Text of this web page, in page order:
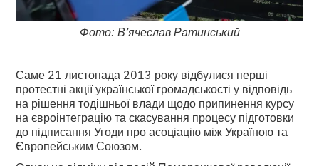
Фото: В’ячеслав Ратинський
Саме 21 листопада 2013 року відбулися перші
протестні акції української громадськості у відповідь
на рішення тодішньої влади щодо припинення курсу
на євроінтеграцію та скасування процесу підготовки
до підписання Угоди про асоціацію між Україною та
Європейським Союзом.